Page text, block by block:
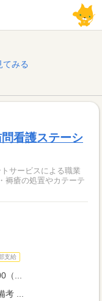
てみる
看護ステーシ
サービスによる職業
褥瘡の処置やカテーテ
支給
（...
考 ...